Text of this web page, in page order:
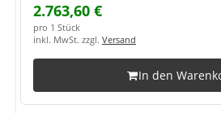
2.763,60 €
pro 1 Stück
inkl. MwSt. zzgl. Versand
In den